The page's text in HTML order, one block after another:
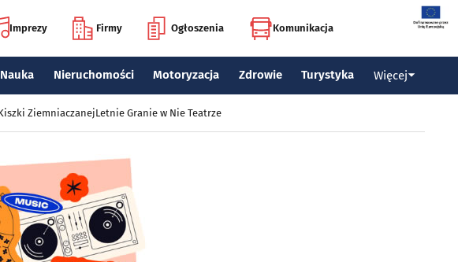
Imprezy Firmy Ogłoszenia Komunikacja
Nauka Nieruchomości Motoryzacja Zdrowie Turystyka Więcej
ZiemniaczanejLetnie Granie w Nie Teatrze